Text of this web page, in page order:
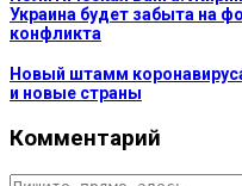
Украина будет забыта на
конфликта
Новый штамм
и новые страны
Комментарий